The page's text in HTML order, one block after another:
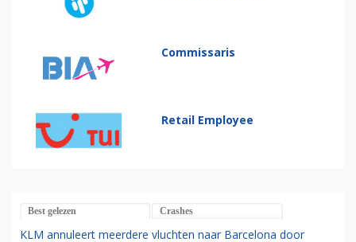
Commissaris
Retail Employee
Best gelezen Crashes
KLM annuleert meerdere vluchten naar Barcelona door